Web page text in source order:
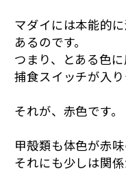
マダイには本能的
あるのです。
つまり、とある色
捕食スイッチが入り
それが、赤色です。
甲殻類も体色が赤
それにも少しは関